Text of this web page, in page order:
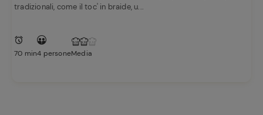
tradizionali, come il toc' in braide, u...
70 min4 personeMedia